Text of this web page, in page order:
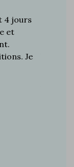
4 jours
et
Je